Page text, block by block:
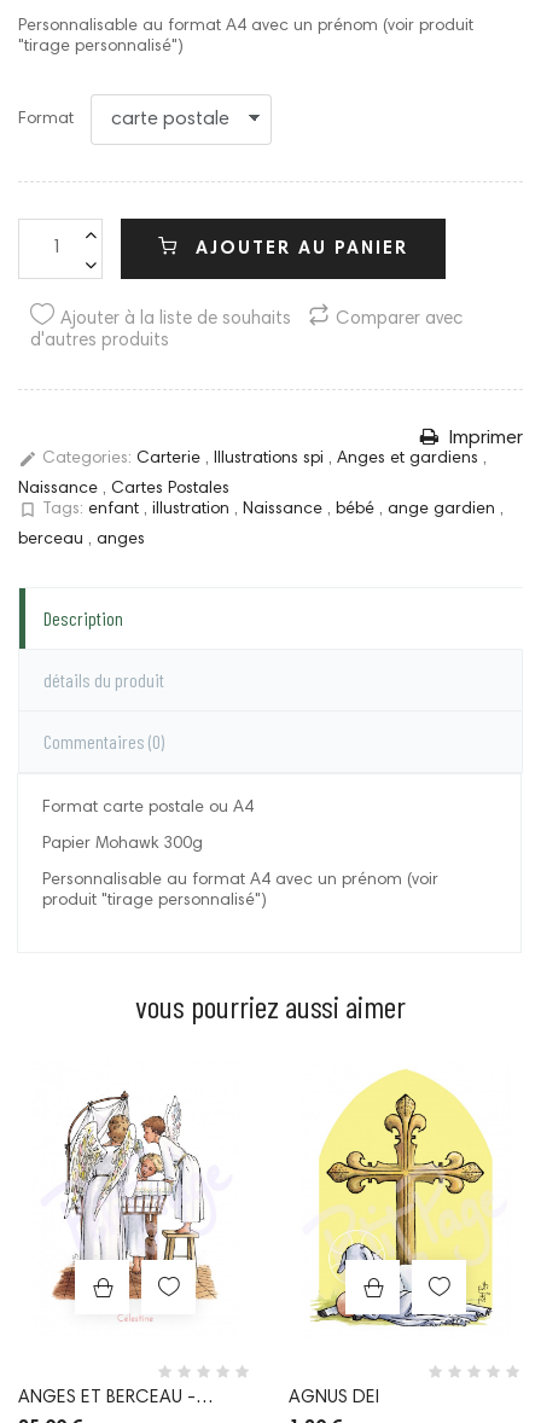
Personnalisable au format A4 avec un prénom (voir produit
"tirage personnalisé")
Format
AJOUTER AU PANIER
Ajouter à la liste de souhaits
Comparer avec
d'autres produits
Imprimer
edit Categories: Carterie , Illustrations spi , Anges et gardiens ,
Naissance , Cartes Postales
bookmark_border Tags: enfant , illustration , Naissance , bébé , ange gardien ,
berceau , anges
Description
détails du produit
Commentaires (0)
Format carte postale ou A4
Papier Mohawk 300g
Personnalisable au format A4 avec un prénom (voir
produit "tirage personnalisé")
vous pourriez aussi aimer
ANGES ET BERCEAU -
AGNUS DEI